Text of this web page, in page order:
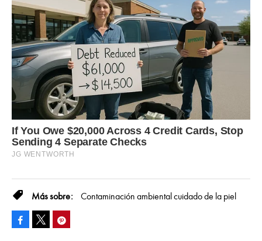
Contaminación ambiental cuidado de la piel
Facebook